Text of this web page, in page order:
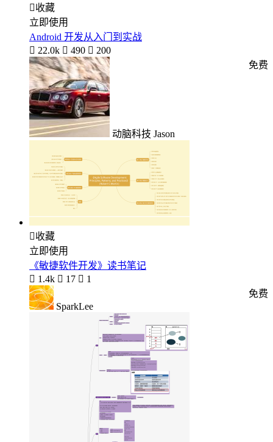
收藏
立即使用
Android 开发从入门到实战
 22.0k  490  200
动脑科技 Jason
免费
收藏
立即使用
《敏捷软件开发》读书笔记
 1.4k  17  1
SparkLee
免费